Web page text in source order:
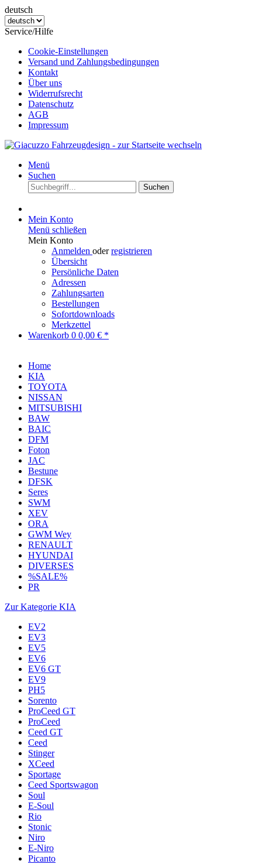
deutsch
Service/Hilfe
Cookie-Einstellungen
Versand und Zahlungsbedingungen
Kontakt
Über uns
Widerrufsrecht
Datenschutz
AGB
Impressum
Menü
Suchen
Suchen
Mein Konto
Menü schließen
Mein Konto
Anmelden oderregistrieren
Übersicht
Persönliche Daten
Adressen
Zahlungsarten
Bestellungen
Sofortdownloads
Merkzettel
Warenkorb 0 0,00 € *
Home
KIA
TOYOTA
NISSAN
MITSUBISHI
BAW
BAIC
DFM
Foton
JAC
Bestune
DFSK
Seres
SWM
XEV
ORA
GWM Wey
RENAULT
HYUNDAI
DIVERSES
%SALE%
PR
Zur Kategorie KIA
EV2
EV3
EV5
EV6
EV6 GT
EV9
PH5
Sorento
ProCeed GT
ProCeed
Ceed GT
Ceed
Stinger
XCeed
Sportage
Ceed Sportswagon
Soul
E-Soul
Rio
Stonic
Niro
E-Niro
Picanto